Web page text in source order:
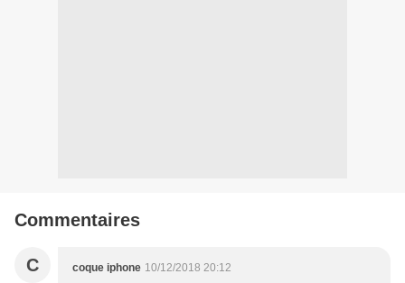
Commentaires
C coque iphone 10/12/2018 20:12